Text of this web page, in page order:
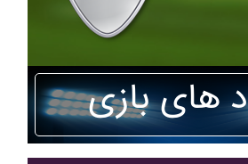
های بازی